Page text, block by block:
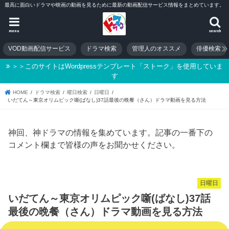
最高に面白いドラマや映画の動画を見るために最新の動画配信サービス情報をまとめています。
search
menu
VOD動画配信サービス ドラマ検索 管理人のオススメ 俳優検索
＞＞このサイトはWordpressテンプレート「ストーク」を使用していま
す
HOME ドラマ検索 曜日検索
日曜日
いだてん～東京オリムピック噺(ばなし)37話最後の晩餐（さん）ドラマ動画を見る方法
神回、神ドラマの情報を集めています。記事の一番下の
コメント欄まで皆様の声をお聞かせください。
日曜日
いだてん～東京オリムピック噺(ばなし)37話
最後の晩餐（さん）ドラマ動画を見る方法